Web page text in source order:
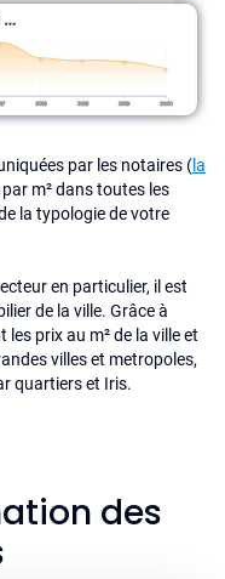
par les notaires (la
m² dans toutes les
la typologie de votre
en particulier, il est
de la ville. Grâce à
prix au m² de la ville et
villes et metropoles,
quartiers et Iris.
des